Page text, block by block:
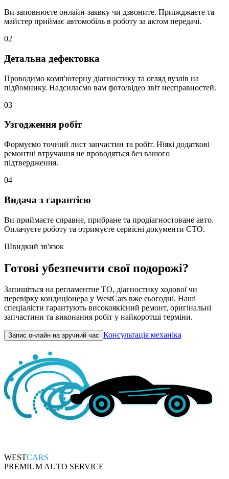
Ви заповнюєте онлайн-заявку чи дзвоните. Приїжджаєте та
майстер приймає автомобіль в роботу за актом передачі.
02
Детальна дефектовка
Проводимо комп'ютерну діагностику та огляд вузлів на
підйомнику. Надсилаємо вам фото/відео звіт несправностей.
03
Узгодження робіт
Формуємо точний лист запчастин та робіт. Ніякі додаткові
ремонтні втручання не проводяться без вашого
підтвердження.
04
Видача з гарантією
Ви приймаєте справне, прибране та продіагностоване авто.
Оплачуєте роботу та отримуєте сервісні документи СТО.
Швидкий зв'язок
Готові убезпечити свої подорожі?
Запишіться на регламентне ТО, діагностику ходової чи
перевірку кондиціонера у WestCars вже сьогодні. Наші
спеціалісти гарантують високоякісний ремонт, оригінальні
запчастини та виконання робіт у найкоротші терміни.
Запис онлайн на зручний час Консультація механіка
WESTCARS
PREMIUM AUTO SERVICE